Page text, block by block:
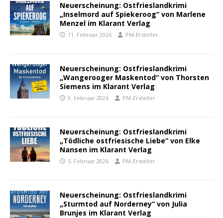
Neuerscheinung: Ostfrieslandkrimi
„Inselmord auf Spiekeroog“ von Marlene
Menzel im Klarant Verlag
11. Februar 2026 PM-Ersteller
Neuerscheinung: Ostfrieslandkrimi
„Wangerooger Maskentod“ von Thorsten
Siemens im Klarant Verlag
9. Februar 2026 PM-Ersteller
Neuerscheinung: Ostfrieslandkrimi
„Tödliche ostfriesische Liebe“ von Elke
Nansen im Klarant Verlag
5. Februar 2026 PM-Ersteller
Neuerscheinung: Ostfrieslandkrimi
„Sturmtod auf Norderney“ von Julia
Brunjes im Klarant Verlag